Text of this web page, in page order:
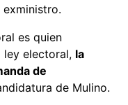
es quien
ley electoral, la
de
de Mulino.